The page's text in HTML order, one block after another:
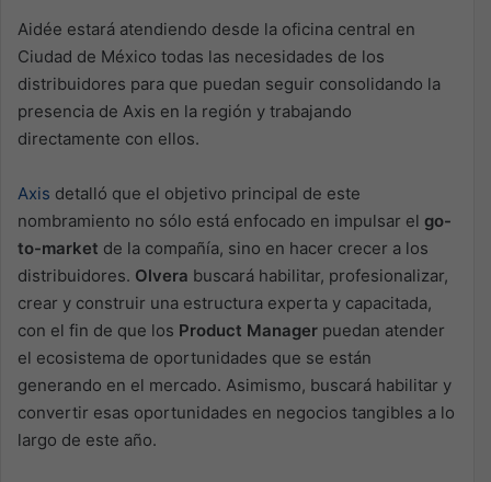
Aidée estará atendiendo desde la oficina central en
Ciudad de México todas las necesidades de los
distribuidores para que puedan seguir consolidando la
presencia de Axis en la región y trabajando
directamente con ellos.
Axis detalló que el objetivo principal de este
nombramiento no sólo está enfocado en impulsar el go-
to-market de la compañía, sino en hacer crecer a los
distribuidores. Olvera buscará habilitar, profesionalizar,
crear y construir una estructura experta y capacitada,
con el fin de que los Product Manager puedan atender
el ecosistema de oportunidades que se están
generando en el mercado. Asimismo, buscará habilitar y
convertir esas oportunidades en negocios tangibles a lo
largo de este año.